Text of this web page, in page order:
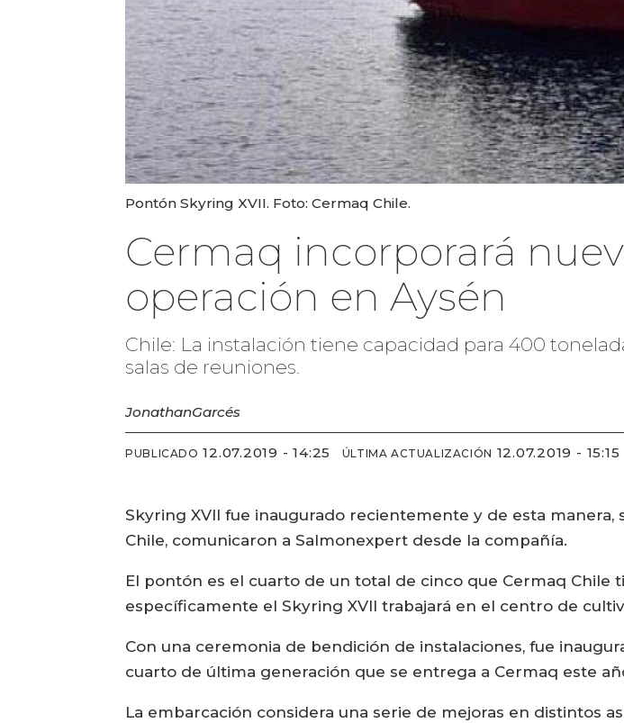
Pontón Skyring XVII. Foto: Cermaq Chile.
Cermaq incorporará
operación en Aysén
Chile: La instalación tiene capacidad para 400
salas de reuniones.
JonathanGarcés
PUBLICADO 12.07.2019 - 14:25 ÚLTIMA ACTUALIZACIÓN 12.07.2019 - 15:15
Skyring XVII fue inaugurado recientemente y de esta
Chile, comunicaron a Salmonexpert desde la compañía.
El pontón es el cuarto de un total de cinco que Cermaq Chile
específicamente el Skyring XVII trabajará en el centro de
Con una ceremonia de bendición de instalaciones, fue
cuarto de última generación que se entrega a Cermaq este
La embarcación considera una serie de mejoras en distintos